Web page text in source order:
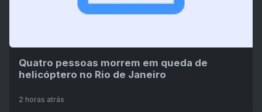
Quatro pessoas morrem em queda de
helicóptero no Rio de Janeiro
2 horas atrás